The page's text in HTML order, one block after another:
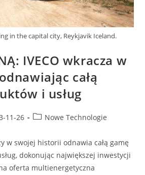
in the capital city, Reykjavik Iceland.
IVECO wkracza w
całą
i usług
11-26
PostNowe Technologie
w swojej historii odnawia całą gamę
dokonując największej inwestycji
oferta multienergetyczna